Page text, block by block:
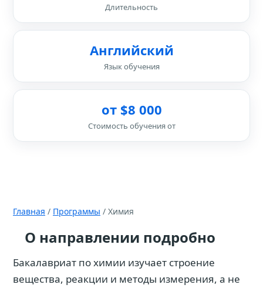
Длительность
Английский
Язык обучения
от $8 000
Стоимость обучения от
Главная / Программы / Химия
О направлении подробно
Бакалавриат по химии изучает строение
вещества, реакции и методы измерения, а не